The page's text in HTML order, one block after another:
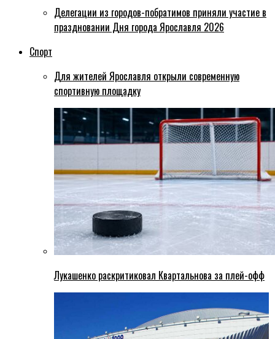
Делегации из городов-побратимов приняли участие в
праздновании Дня города Ярославля 2026
Спорт
Для жителей Ярославля открыли современную
спортивную площадку
Лукашенко раскритиковал Квартальнова за плей-офф